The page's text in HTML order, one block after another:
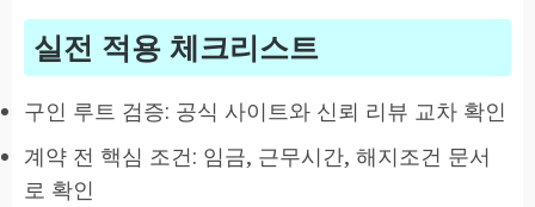
실전 적용 체크리스트
구인 루트 검증: 공식 사이트와 신뢰 리뷰 교차 확인
계약 전 핵심 조건: 임금, 근무시간, 해지조건 문서
로 확인